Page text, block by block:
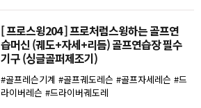
[ 프로스윙204 ] 프로처럼스윙하는 골프연
습머신 (궤도+자세+리듬) 골프연습장 필수
기구 (싱글골퍼제조기)
#골프레슨기계 #골프궤도레슨 #골프자세레슨 #드
라이버레슨 #드라이버궤도레